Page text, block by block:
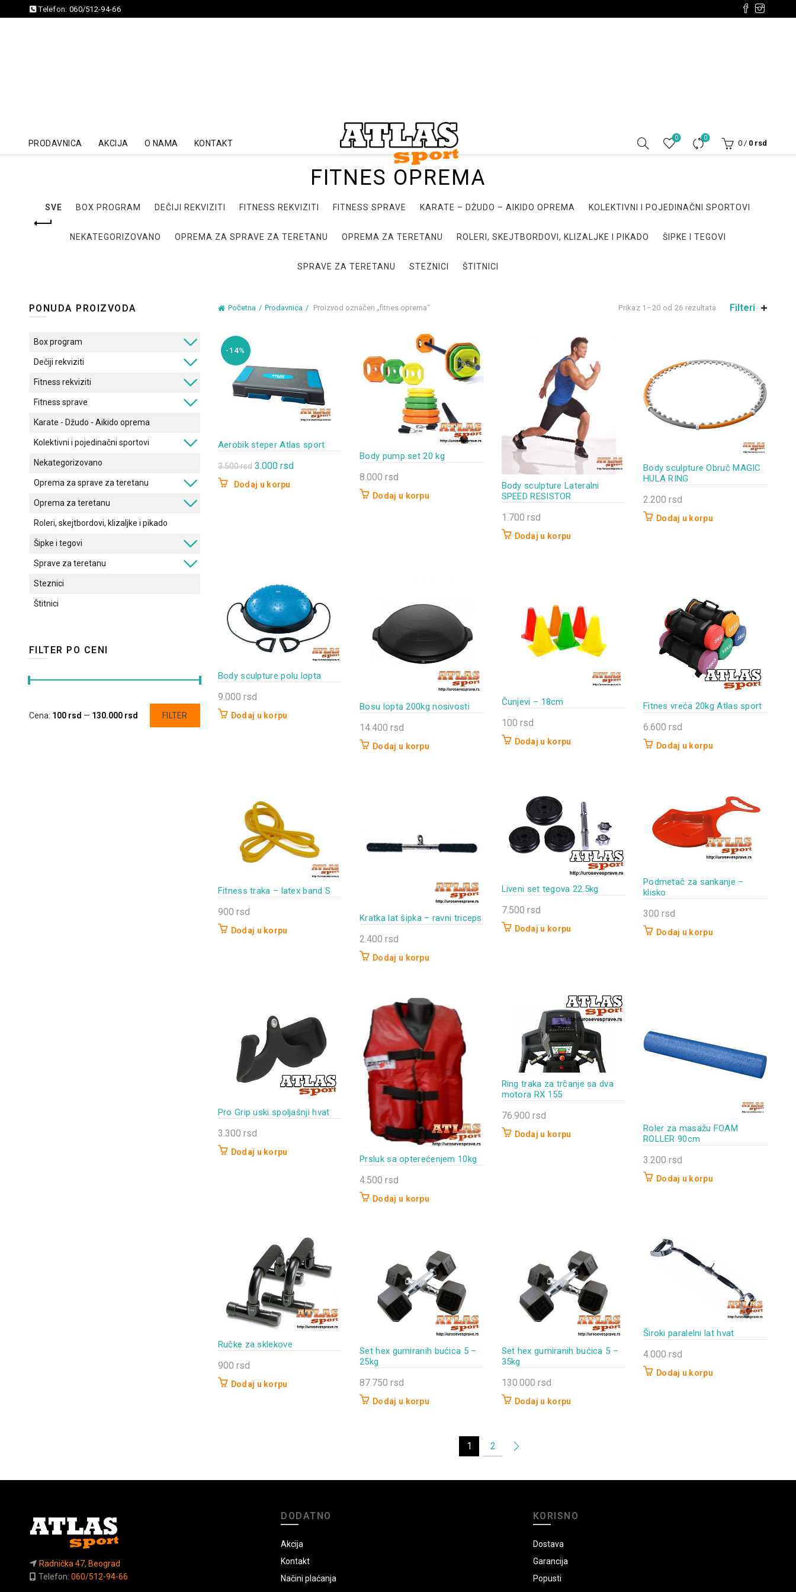
Telefon: 060/512-94-66
PRODAVNICA AKCIJA O NAMA KONTAKT
0 0
0 / 0 rsd
FITNES OPREMA
SVE BOX PROGRAM DEČIJI REKVIZITI FITNESS REKVIZITI FITNESS SPRAVE KARATE – DŽUDO – AIKIDO OPREMA KOLEKTIVNI I POJEDINAČNI SPORTOVI
NEKATEGORIZOVANO OPREMA ZA SPRAVE ZA TERETANU OPREMA ZA TERETANU ROLERI, SKEJTBORDOVI, KLIZALJKE I PIKADO ŠIPKE I TEGOVI
SPRAVE ZA TERETANU STEZNICI ŠTITNICI
Početna Prodavnica Proizvod označen „fitnes oprema“ Prikaz 1–20 od 26 rezultata Filteri
-14%
Aerobik steper Atlas sport
3.500rsd Originalna
cena
3.000 rsdTrenutna
Dodaj u korpu
Body pump set 20 kg
8.000rsd
Dodaj u korpu
Body sculpture Lateralni
SPEED RESISTOR
1.700 rsd
Dodaj u korpu
Body sculpture Obruč MAGIC
HULA RING
2.200 rsd
Dodaj u korpu
Body sculpture polu lopta
9.000 rsd
Dodaj u korpu
Bosu lopta 200kg nosivosti
14.400rsd
Dodaj u korpu
Čunjevi – 18cm
100 rsd
Dodaj u korpu
Fitnes vreća 20kg Atlas sport
6.600 rsd
Dodaj u korpu
Fitness traka – latex band S
900 rsd
Dodaj u korpu
Kratka lat šipka – ravni triceps
2.400rsd
Dodaj u korpu
Liveni set tegova 22.5kg
7.500 rsd
Dodaj u korpu
Podmetač za sankanje –
klisko
300 rsd
Dodaj u korpu
Pro Grip uski spoljašnji hvat
3.300 rsd
Dodaj u korpu
Prsluk sa opterećenjem 10kg
4.500rsd
Dodaj u korpu
Ring traka za trčanje sa dva
motora RX 155
76.900 rsd
Dodaj u korpu
Roler za masažu FOAM
ROLLER 90cm
3.200 rsd
Dodaj u korpu
Ručke za sklekove
900 rsd
Dodaj u korpu
Set hex gumiranih bućica 5 –
25kg
87.750rsd
Dodaj u korpu
Set hex gumiranih bućica 5 –
35kg
130.000 rsd
Dodaj u korpu
Široki paralelni lat hvat
4.000 rsd
Dodaj u korpu
1 2
PONUDA PROIZVODA
Box program
Dečiji rekviziti
Fitness rekviziti
Fitness sprave
Karate - Džudo - Aikido oprema
Kolektivni i pojedinačni sportovi
Nekategorizovano
Oprema za sprave za teretanu
Oprema za teretanu
Roleri, skejtbordovi, klizaljke i pikado
Šipke i tegovi
Sprave za teretanu
Steznici
Štitnici
FILTER PO CENI
Minimalna
Maksimalna FILTER
Cena: 100 rsd — 130.000 rsd
Radnička 47, Beograd
Telefon: 060/512-94-66
DODATNO
Akcija
Kontakt
Načini plaćanja
KORISNO
Dostava
Garancija
Popusti